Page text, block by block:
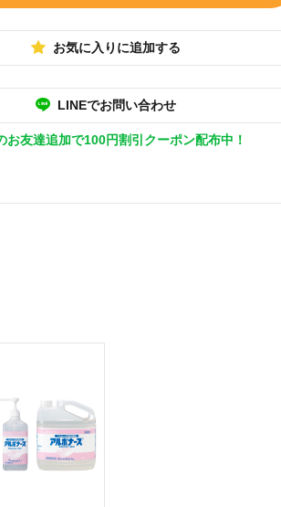
お気に入りに追加する
LINEでお問い合わせ
お友達追加で100円割引クーポン配布中！